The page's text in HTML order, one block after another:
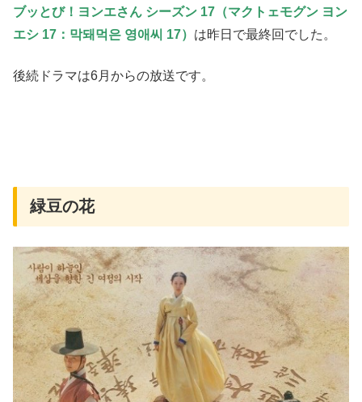
ブッとび！ヨンエさん シーズン 17（マクトェモグン ヨン
エシ 17：막돼먹은 영애씨 17） は昨日で最終回でした。
後続ドラマは6月からの放送です。
緑豆の花